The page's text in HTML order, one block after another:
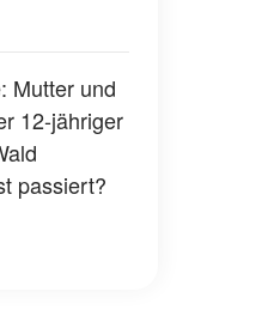
Mutter und
12-jähriger
passiert?